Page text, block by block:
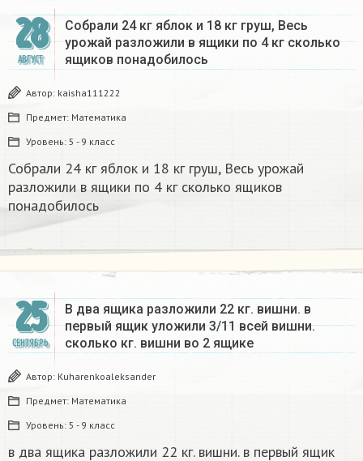
28
АВГУСТ
Собрали 24 кг яблок и 18 кг груш, Весь
урожай разложили в ящики по 4 кг сколько
ящиков понадобилось
Автор: kaisha111222
Предмет: Математика
Уровень: 5 - 9 класс
Собрали 24 кг яблок и 18 кг груш, Весь урожай
разложили в ящики по 4 кг сколько ящиков
понадобилось
25
СЕНТЯБРЬ
В два ящика разложили 22 кг. вишни. в
первый ящик уложили 3/11 всей вишни.
сколько кг. вишни во 2 ящике
Автор: Kuharenkoaleksander
Предмет: Математика
Уровень: 5 - 9 класс
в два ящика разложили 22 кг. вишни. в первый ящик